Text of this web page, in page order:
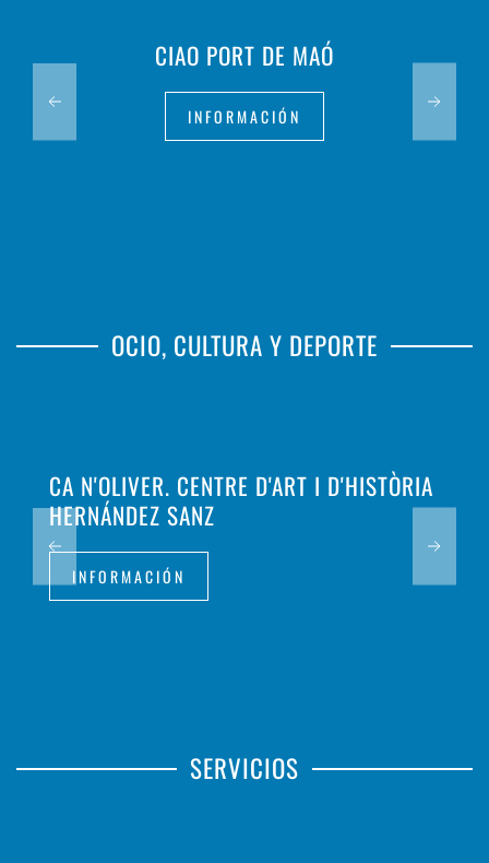
CIAO PORT DE MAÓ
INFORMACIÓN
OCIO, CULTURA Y DEPORTE
CA N'OLIVER. CENTRE D'ART I D'HISTÒRIA
HERNÁNDEZ SANZ
INFORMACIÓN
SERVICIOS